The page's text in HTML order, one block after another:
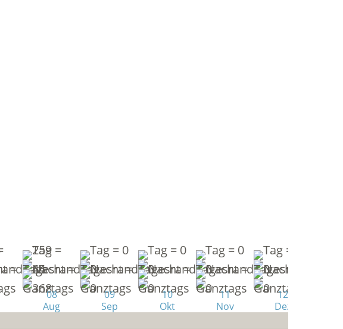
08
Aug
09
Sep
10
Okt
11
Nov
12
Dez